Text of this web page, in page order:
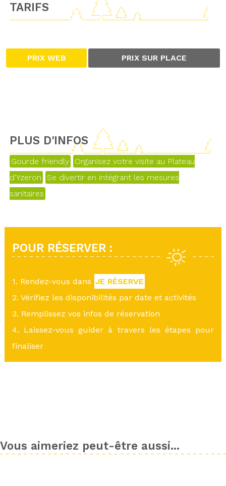
TARIFS
PRIX WEB PRIX SUR PLACE
PLUS D'INFOS
Gourde friendly
Organisez votre visite au Plateau
d'Yzeron
Se divertir en intégrant les mesures
sanitaires
POUR RÉSERVER :
1. Rendez-vous dans JE RÉSERVE
2. Vérifiez les disponibilités par date et activités
3. Remplissez vos infos de réservation
4. Laissez-vous guider à travers les étapes pour
finaliser
Vous aimeriez peut-être aussi...